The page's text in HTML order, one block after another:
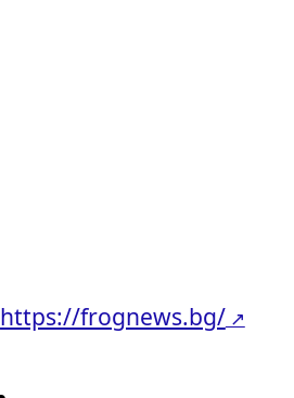
https://frognews.bg/